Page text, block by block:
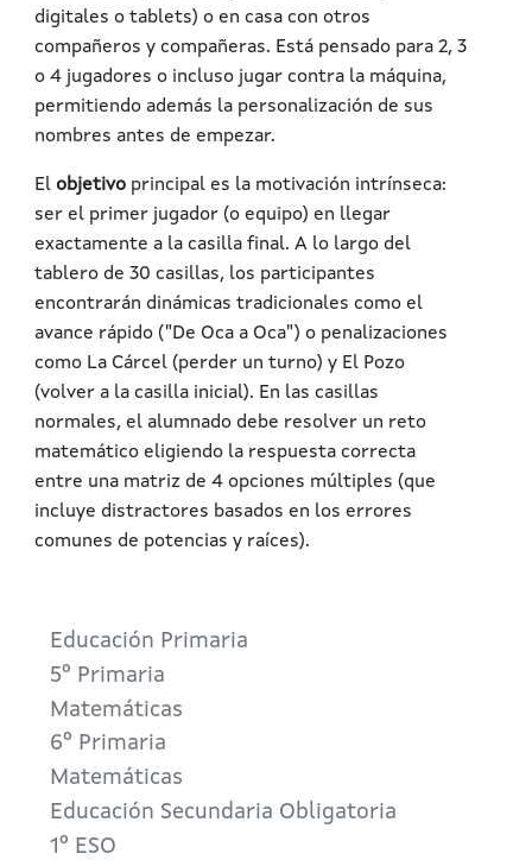
digitales o tablets) o en casa con otros
compañeros y compañeras. Está pensado para 2, 3
o 4 jugadores o incluso jugar contra la máquina,
permitiendo además la personalización de sus
nombres antes de empezar.
El objetivo principal es la motivación intrínseca:
ser el primer jugador (o equipo) en llegar
exactamente a la casilla final. A lo largo del
tablero de 30 casillas, los participantes
encontrarán dinámicas tradicionales como el
avance rápido ("De Oca a Oca") o penalizaciones
como La Cárcel (perder un turno) y El Pozo
(volver a la casilla inicial). En las casillas
normales, el alumnado debe resolver un reto
matemático eligiendo la respuesta correcta
entre una matriz de 4 opciones múltiples (que
incluye distractores basados en los errores
comunes de potencias y raíces).
Educación Primaria
5º Primaria
Matemáticas
6º Primaria
Matemáticas
Educación Secundaria Obligatoria
1º ESO